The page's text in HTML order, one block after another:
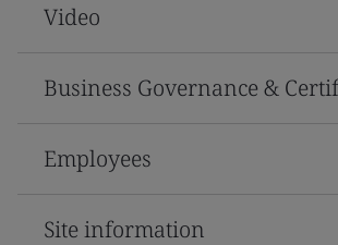
Video
Business Governance &
Employees
Site information